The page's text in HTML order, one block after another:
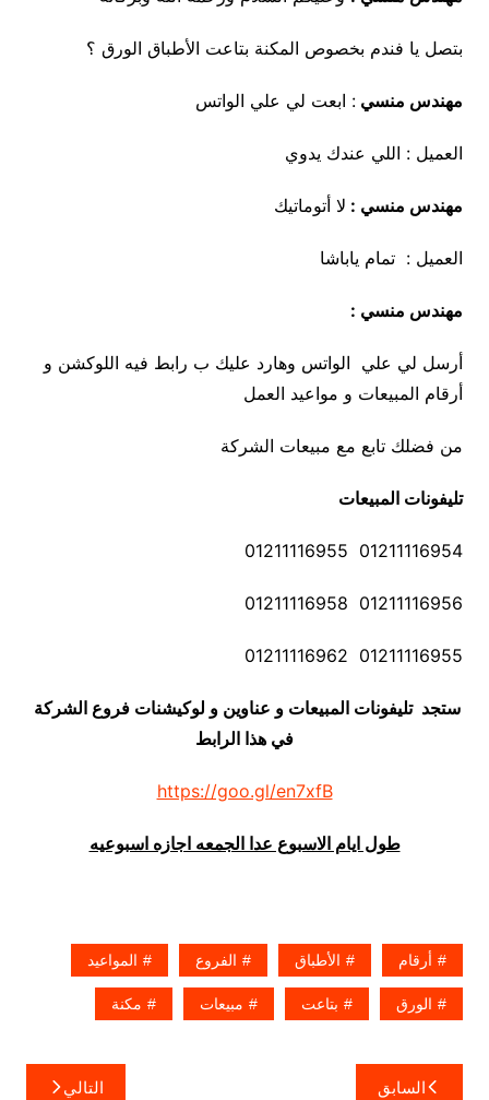
بتصل يا فندم بخصوص المكنة بتاعت الأطباق الورق ؟
مهندس منسي : ابعت لي علي الواتس
العميل : اللي عندك يدوي
مهندس منسي : لا أتوماتيك
العميل : تمام ياباشا
مهندس منسي :
أرسل لي علي الواتس وهارد عليك ب رابط فيه اللوكشن و
أرقام المبيعات و مواعيد العمل
من فضلك تابع مع مبيعات الشركة
تليفونات المبيعات
01211116954 01211116955
01211116956 01211116958
01211116955 01211116962
ستجد تليفونات المبيعات و عناوين و لوكيشنات فروع الشركة
في هذا الرابط
https://goo.gl/en7xfB
طول ايام الاسبوع عدا الجمعه اجازه اسبوعيه
أرقام الأطباق الفروع المواعيد
الورق بتاعت مبيعات مكنة
تصفّح
السابق التالي